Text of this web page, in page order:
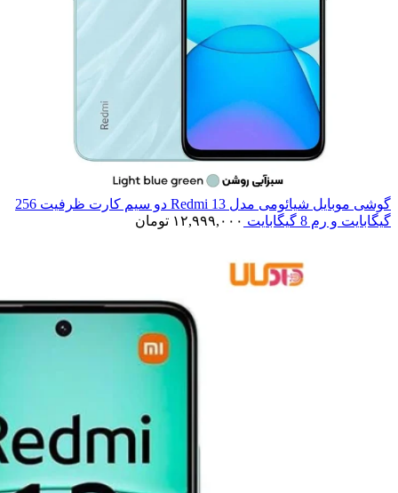
گوشی موبایل شیائومی مدل Redmi 13 دو سیم کارت ظرفیت 256
گیگابایت و رم 8 گیگابایت
۱۲,۹۹۹,۰۰۰ تومان